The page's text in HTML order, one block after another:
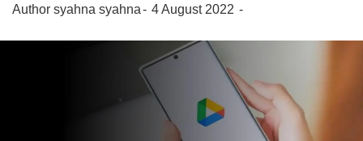
Author syahna syahna 4 August 2022